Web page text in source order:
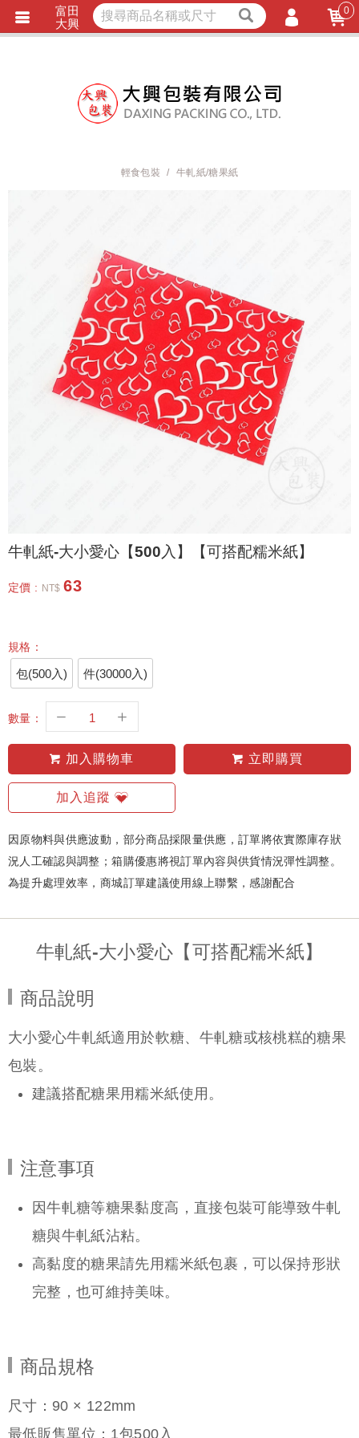
立即詢價 LINE詢問
輕食包裝 牛軋紙/糖果紙
牛軋紙-大小愛心【500入】【可搭配糯米紙】
定價 : NT$ 63
規格：
包(500入) 件(30000入)
數量：
加入購物車 立即購買
加入追蹤
因原物料與供應波動，部分商品採限量供應，訂單將依實際庫存狀
況人工確認與調整；箱購優惠將視訂單內容與供貨情況彈性調整。
為提升處理效率，商城訂單建議使用線上聯繫，感謝配合
牛軋紙-大小愛心【可搭配糯米紙】
商品說明
大小愛心牛軋紙適用於軟糖、牛軋糖或核桃糕的糖果
包裝。
建議搭配糖果用糯米紙使用。
注意事項
因牛軋糖等糖果黏度高，直接包裝可能導致牛軋
糖與牛軋紙沾粘。
高黏度的糖果請先用糯米紙包裹，可以保持形狀
完整，也可維持美味。
商品規格
尺寸：90 × 122mm
最低販售單位：1包500入
富田
大興
0
會員註冊
忘記密碼
獨家商品 耐熱內襯